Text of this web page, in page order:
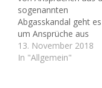
sogenannten
Abgasskandal geht es
um Ansprüche aus
Sachmängelhaftung bei
Dieselfahrzeugen. Es
13. November 2018
In "Allgemein"